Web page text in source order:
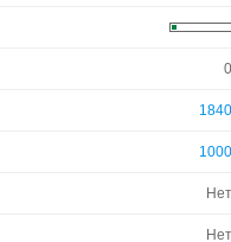
0
1840
1000
Нет
Нет